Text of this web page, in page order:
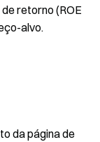
retorno (ROE
alvo.
da página de